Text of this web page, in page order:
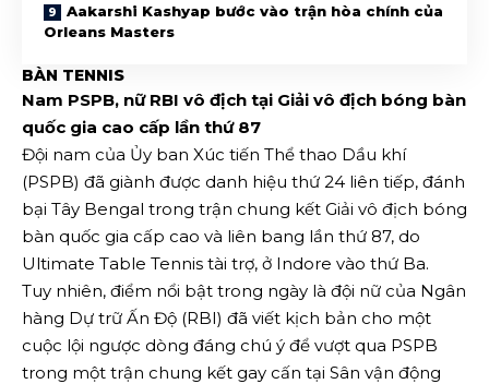
Aakarshi Kashyap bước vào trận hòa chính của
Orleans Masters
BÀN TENNIS
Nam PSPB, nữ RBI vô địch tại Giải vô địch bóng bàn
quốc gia cao cấp lần thứ 87
Đội nam của Ủy ban Xúc tiến Thể thao Dầu khí
(PSPB) đã giành được danh hiệu thứ 24 liên tiếp, đánh
bại Tây Bengal trong trận chung kết Giải vô địch bóng
bàn quốc gia cấp cao và liên bang lần thứ 87, do
Ultimate Table Tennis tài trợ, ở Indore vào thứ Ba.
Tuy nhiên, điểm nổi bật trong ngày là đội nữ của Ngân
hàng Dự trữ Ấn Độ (RBI) đã viết kịch bản cho một
cuộc lội ngược dòng đáng chú ý để vượt qua PSPB
trong một trận chung kết gay cấn tại Sân vận động